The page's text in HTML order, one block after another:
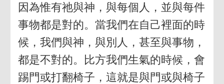
因為惟有祂與神，與每個人，並與每件
事物都是對的。當我們在自己裡面的時
候，我們與神，與別人，甚至與事物，
都是不對的。比方我們生氣的時候，會
踢門或打翻椅子，這就是與門或與椅子